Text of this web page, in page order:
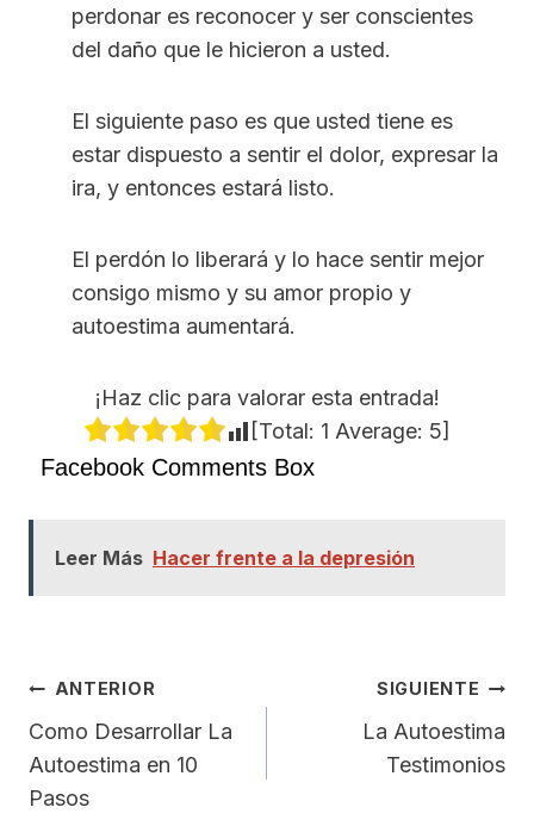
perdonar es reconocer y ser conscientes
del daño que le hicieron a usted.
El siguiente paso es que usted tiene es
estar dispuesto a sentir el dolor, expresar la
ira, y entonces estará listo.
El perdón lo liberará y lo hace sentir mejor
consigo mismo y su amor propio y
autoestima aumentará.
¡Haz clic para valorar esta entrada!
[Total: 1 Average: 5]
Facebook Comments Box
Leer Más Hacer frente a la depresión
Navegación
De
Entradas
ANTERIOR
Como Desarrollar La
Autoestima en 10
Pasos
SIGUIENTE
La Autoestima
Testimonios